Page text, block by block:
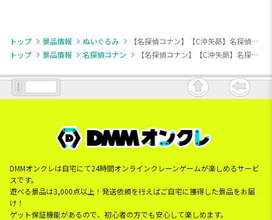
トップ 景品情報 ぬいぐるみ
【名探偵コナン】【C沖矢昴】名探偵コナン あいぬい ミニぬいぐるみVol.3（EX）
トップ
景品情報 名探偵コナン 【名探偵コナン】【C沖矢昴】名探偵コナン あいぬい ミニぬいぐるみVol.3（EX）
DMMオンクレは自宅にて24時間オンラインクレーンゲームが楽しめるサービ
スです。
遊べる景品は3,000点以上！発送依頼を行えばご自宅に獲得した景品をお届
け！
ゲット保証機能があるので、初心者の方でも安心して楽しめます。